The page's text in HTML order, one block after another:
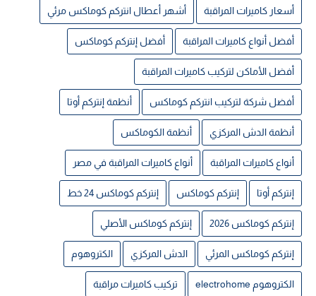
أسعار كاميرات المراقبة أشهر أعطال انتركم كوماكس مرئي
أفضل أنواع كاميرات المراقبة أفضل إنتركم كوماكس
أفضل الأماكن لتركيب كاميرات المراقبة
أفضل شركة لتركيب انتركم كوماكس أنظمة إنتركم أوتا
أنظمة الدش المركزي أنظمة الكوماكس
أنواع كاميرات المراقبة أنواع كاميرات المراقبة في مصر
إنتركم أوتا إنتركم كوماكس إنتركم كوماكس 24 خط
إنتركم كوماكس 2026 إنتركم كوماكس الأصلي
إنتركم كوماكس المرئي الدش المركزي الكتروهوم
الكتروهوم electrohome تركيب كاميرات مراقبة